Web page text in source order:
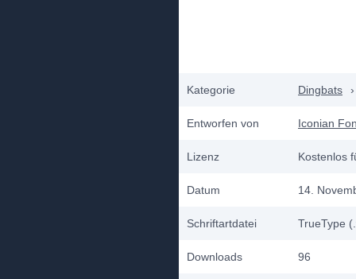
Kategorie Dingbats ›
Entworfen von Iconian
Lizenz Kostenlos
Datum 14.
Schriftartdatei TrueType
Downloads 96